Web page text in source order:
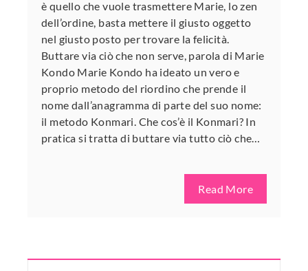
è quello che vuole trasmettere Marie, lo zen
dell’ordine, basta mettere il giusto oggetto
nel giusto posto per trovare la felicità.
Buttare via ciò che non serve, parola di Marie
Kondo Marie Kondo ha ideato un vero e
proprio metodo del riordino che prende il
nome dall’anagramma di parte del suo nome:
il metodo Konmari. Che cos’è il Konmari? In
pratica si tratta di buttare via tutto ciò che…
Read More